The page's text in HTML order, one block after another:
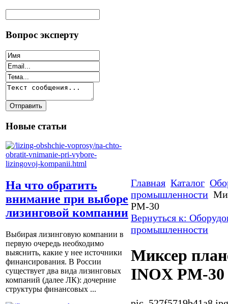
Вопрос эксперту
Новые статьи
На что обратить
внимание при выборе
лизинговой компании
Выбирая лизинговую компании в
первую очередь необходимо
выяснить, какие у нее источники
финансирования. В России
существует два вида лизинговых
компаний (далее ЛК): дочерние
структуры финансовых ...
Главная Каталог
промышленности
PM-30
Вернуться к:
промышленности
Миксер
INOX PM-30